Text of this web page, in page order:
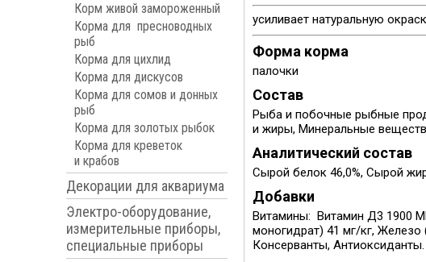
Корм живой замороженный
Корма для пресноводных
рыб
Корма для цихлид
Корма для дискусов
Корма для сомов и донных
рыб
Корма для золотых рыбок
Корма для креветок
и крабов
Декорации для аквариума
Электро-оборудование,
измерительные приборы,
специальные приборы
усиливает натуральную
Форма корма
палочки
Состав
Рыба и побочные рыбные
и жиры, Минеральные
Аналитический состав
Сырой белок 46,0%, Сырой жир
Добавки
Витамины: Витамин Д3 1900
моногидрат) 41 мг/кг, Железо
Консерванты, Антиоксиданты.